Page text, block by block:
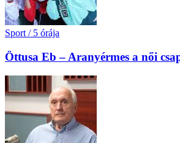
Sport / 5 órája
Öttusa Eb – Aranyérmes a női